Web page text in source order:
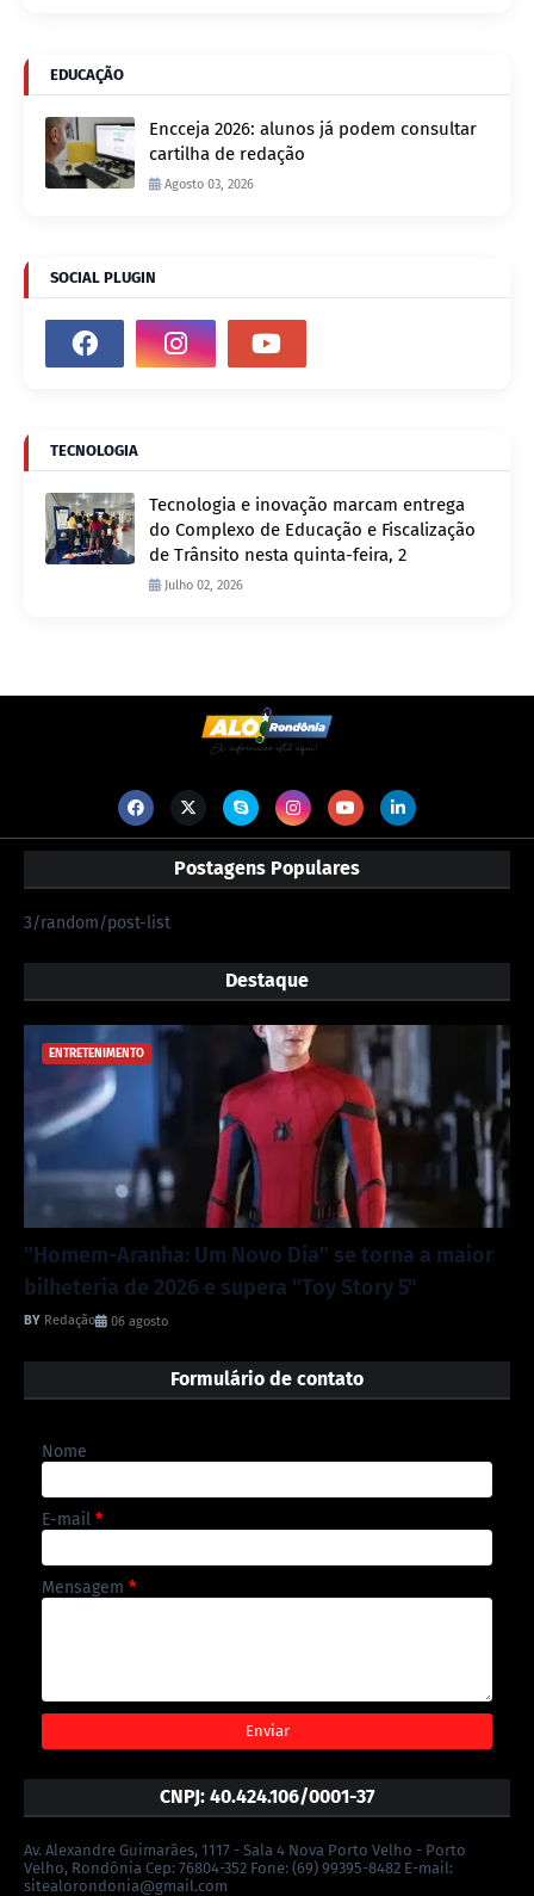
EDUCAÇÃO
Encceja 2026: alunos já podem consultar
cartilha de redação
Agosto 03, 2026
SOCIAL PLUGIN
TECNOLOGIA
Tecnologia e inovação marcam entrega
do Complexo de Educação e Fiscalização
de Trânsito nesta quinta-feira, 2
Julho 02, 2026
Postagens Populares
3/random/post-list
Destaque
ENTRETENIMENTO
"Homem-Aranha: Um Novo Dia" se torna a maior
bilheteria de 2026 e supera "Toy Story 5"
Redação 06 agosto
Formulário de contato
Nome
E-mail *
Mensagem *
CNPJ: 40.424.106/0001-37
Av. Alexandre Guimarães, 1117 - Sala 4 Nova Porto Velho - Porto
Velho, Rondônia Cep: 76804-352 Fone: (69) 99395-8482 E-mail:
sitealorondonia@gmail.com